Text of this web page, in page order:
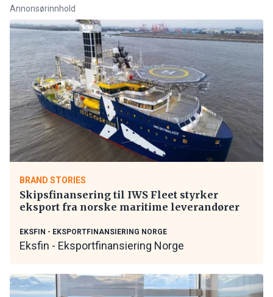
Annonsørinnhold
BRAND STORIES
Skipsfinansering til IWS Fleet styrker
eksport fra norske maritime leverandører
EKSFIN - EKSPORTFINANSIERING NORGE
Eksfin - Eksportfinansiering Norge